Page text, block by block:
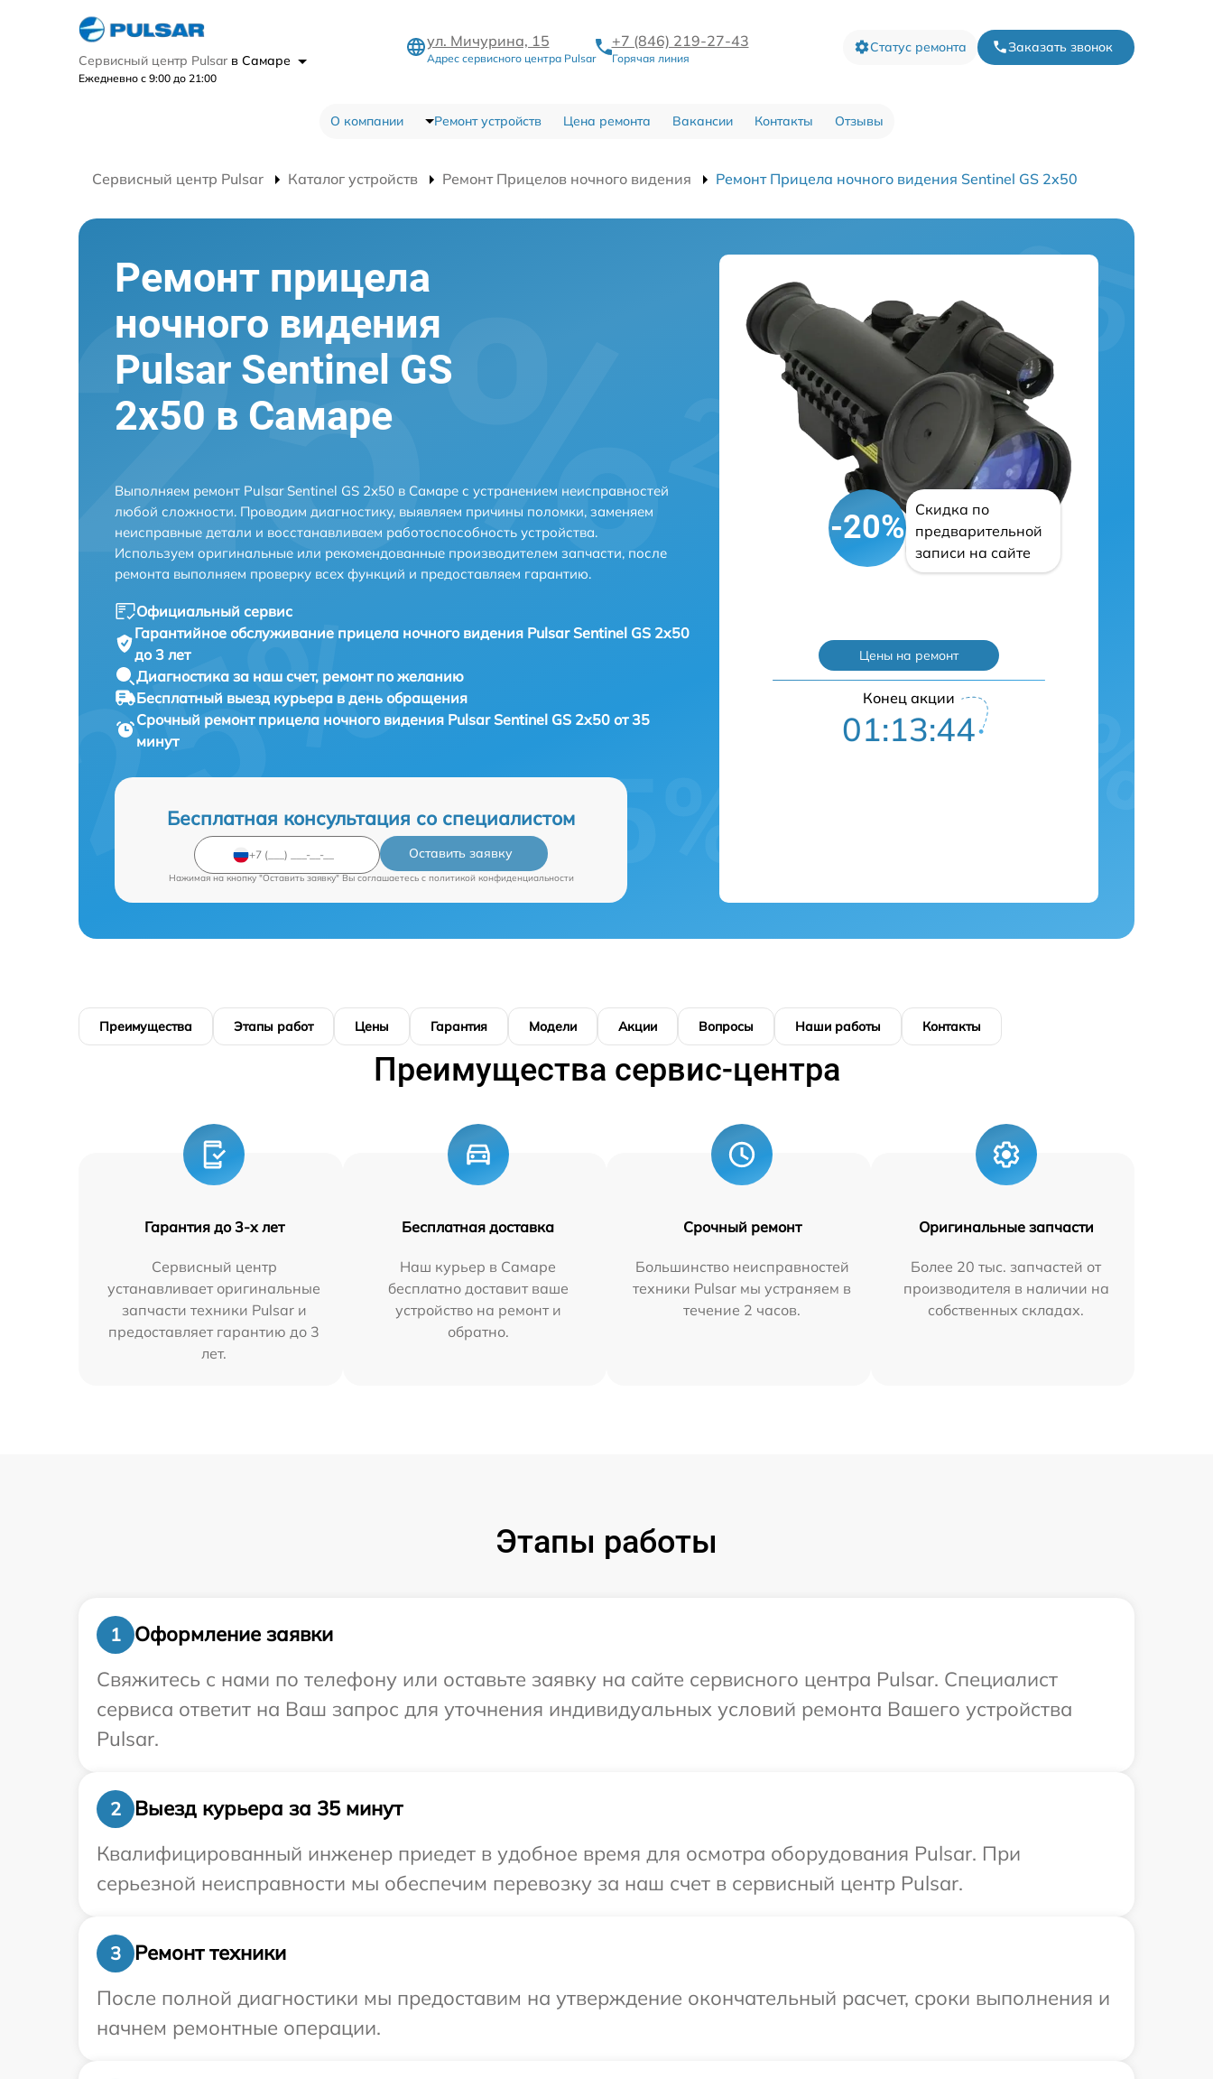
Сервисный центр Pulsar в Самаре
Ежедневно с 9:00 до 21:00
ул. Мичурина, 15
Адрес сервисного центра Pulsar
+7 (846) 219-27-43
Горячая линия
Статус ремонта Заказать звонок
О компании Ремонт устройств Цена ремонта Вакансии Контакты Отзывы
Сервисный центр Pulsar Каталог устройств Ремонт Прицелов ночного видения Ремонт Прицела ночного видения Sentinel GS 2x50
Ремонт прицела
ночного видения
Pulsar Sentinel GS
2x50 в Самаре
Выполняем ремонт Pulsar Sentinel GS 2x50 в Самаре с устранением неисправностей
любой сложности. Проводим диагностику, выявляем причины поломки, заменяем
неисправные детали и восстанавливаем работоспособность устройства.
Используем оригинальные или рекомендованные производителем запчасти, после
ремонта выполняем проверку всех функций и предоставляем гарантию.
Официальный сервис
Гарантийное обслуживание прицела ночного видения Pulsar Sentinel GS 2x50
до 3 лет
Диагностика за наш счет, ремонт по желанию
Бесплатный выезд курьера в день обращения
Срочный ремонт прицела ночного видения Pulsar Sentinel GS 2x50 от 35
минут
Бесплатная консультация со специалистом
Оставить заявку
Нажимая на кнопку "Оставить заявку" Вы соглашаетесь c политикой конфиденциальности
-20%
Скидка по
предварительной
записи на сайте
Цены на ремонт
Конец акции
01:13:43
Преимущества Этапы работ Цены Гарантия Модели Акции Вопросы Наши работы Контакты
Преимущества сервис-центра
Гарантия до 3-х лет
Сервисный центр
устанавливает оригинальные
запчасти техники Pulsar и
предоставляет гарантию до 3
лет.
Бесплатная доставка
Наш курьер в Самаре
бесплатно доставит ваше
устройство на ремонт и
обратно.
Срочный ремонт
Большинство неисправностей
техники Pulsar мы устраняем в
течение 2 часов.
Оригинальные запчасти
Более 20 тыс. запчастей от
производителя в наличии на
собственных складах.
Этапы работы
1
Оформление заявки
Свяжитесь с нами по телефону или оставьте заявку на сайте сервисного центра Pulsar. Специалист
сервиса ответит на Ваш запрос для уточнения индивидуальных условий ремонта Вашего устройства
Pulsar.
2
Выезд курьера за 35 минут
Квалифицированный инженер приедет в удобное время для осмотра оборудования Pulsar. При
серьезной неисправности мы обеспечим перевозку за наш счет в сервисный центр Pulsar.
3
Ремонт техники
После полной диагностики мы предоставим на утверждение окончательный расчет, сроки выполнения и
начнем ремонтные операции.